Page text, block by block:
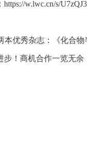
w.lwc.cn/s/U7zQJ3
优秀杂志：《化合
！商机合作一览无余